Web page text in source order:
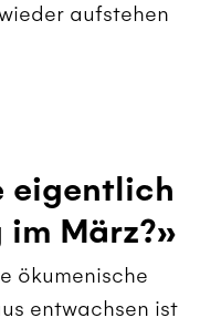
aufstehen
eigentlich
März?»
ökumenische
entwachsen ist